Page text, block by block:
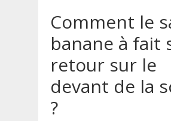
Comment le
banane à fait
retour sur le
devant de la
?